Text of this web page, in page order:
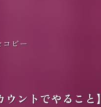
ピー
ントでやること】